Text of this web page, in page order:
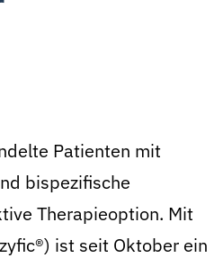
Patienten mit
bispezifische
Therapieoption. Mit
ist seit Oktober ein